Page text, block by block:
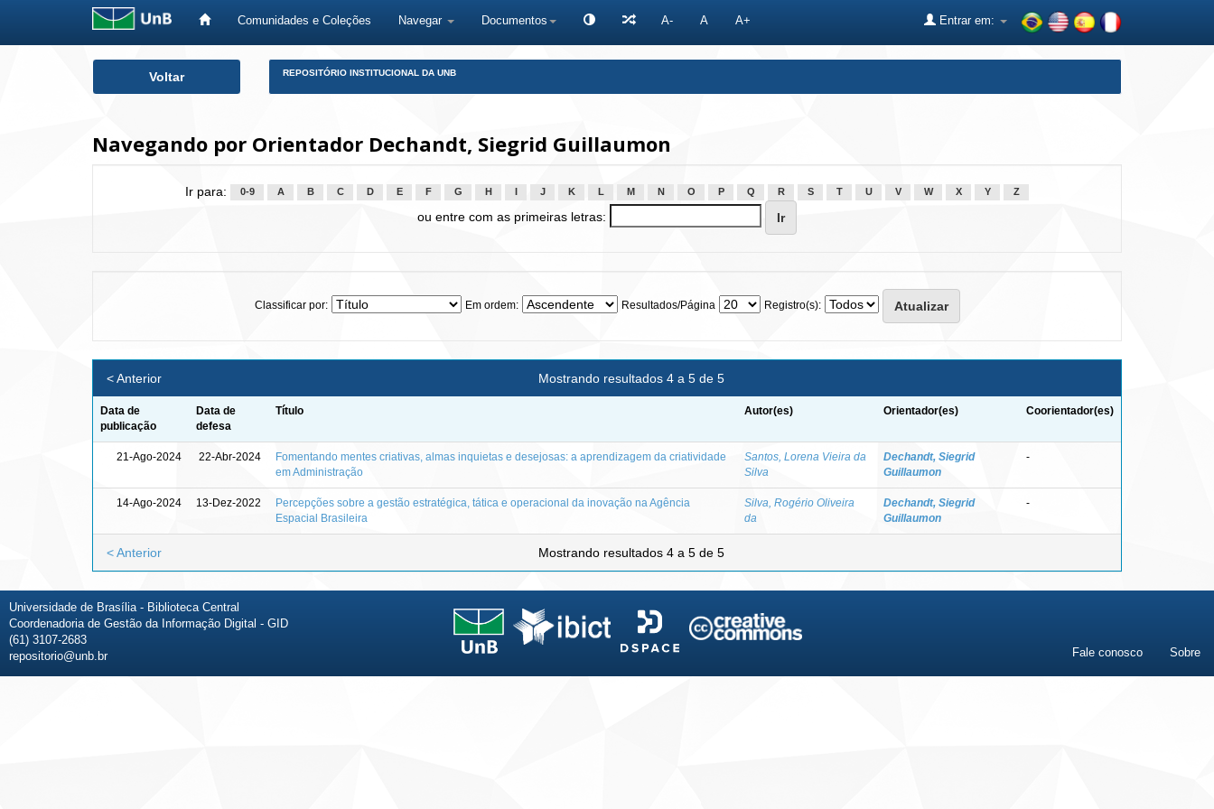
Comunidades e Coleções Navegar Documentos A- A A+ Entrar em:
Voltar REPOSITÓRIO INSTITUCIONAL DA UNB
Navegando por Orientador Dechandt, Siegrid Guillaumon
Ir para: 0-9 A B C D E F G H J K L M N O P Q R S T U V W X Y Z
ou entre com as primeiras letras:
Classificar por: Em ordem: Resultados/Página Registro(s):
Mostrando resultados 4 a 5 de 5
< Anterior
Data de
publicação
Data de
defesa
Título Autor(es) Orientador(es) Coorientador(es)
21-Ago-2024 22-Abr-2024
Fomentando mentes criativas, almas inquietas e desejosas: a aprendizagem da criatividade
em Administração
Santos, Lorena Vieira da
Silva
Dechandt, Siegrid
Guillaumon
-
14-Ago-2024 13-Dez-2022
Percepções sobre a gestão estratégica, tática e operacional da inovação na Agência
Espacial Brasileira
Silva, Rogério Oliveira
da
Dechandt, Siegrid
Guillaumon
-
Mostrando resultados 4 a 5 de 5
< Anterior
Universidade de Brasília - Biblioteca Central
Coordenadoria de Gestão da Informação Digital - GID
(61) 3107-2683
repositorio@unb.br
Fale conosco Sobre